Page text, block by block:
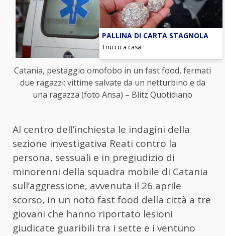
Catania, pestaggio omofobo in un fast food, fermati
due ragazzi: vittime salvate da un netturbino e da
una ragazza (foto Ansa) – Blitz Quotidiano
Al centro dell’inchiesta le indagini della
sezione investigativa Reati contro la
persona, sessuali e in pregiudizio di
minorenni della squadra mobile di Catania
sull’aggressione, avvenuta il 26 aprile
scorso, in un noto fast food della città a tre
giovani che hanno riportato lesioni
giudicate guaribili tra i sette e i ventuno
PALLINA DI CARTA STAGNOLA
Trucco a casa